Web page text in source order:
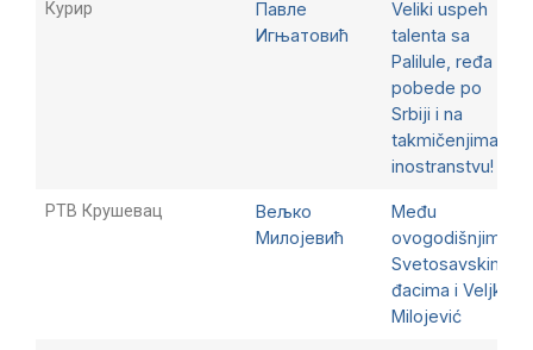
Курир
Павле
Игњатовић
Veliki uspeh
talenta sa
Palilule, ređa
pobede po
Srbiji i na
takmičenjima u
inostranstvu!
РТВ Крушевац
Вељко
Милојевић
Među
ovogodišnjim
Svetosavskim
đacima i Veljko
Milojević